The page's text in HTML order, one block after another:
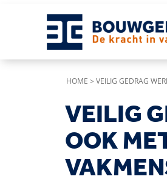
HOME >VEILIG GEDRAG
VEILIG
OOK